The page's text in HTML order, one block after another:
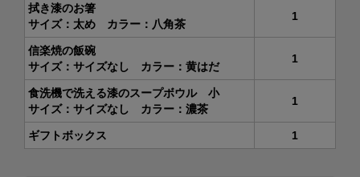
拭き漆のお箸
サイズ：太め カラー：八角茶
1
信楽焼の飯碗
サイズ：サイズなし カラー：黄はだ
1
食洗機で洗える漆のスープボウル 小
サイズ：サイズなし カラー：濃茶
1
ギフトボックス 1